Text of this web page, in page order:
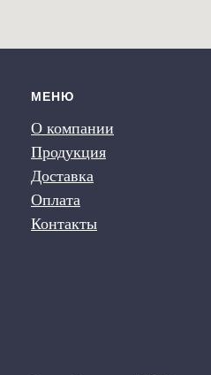
МЕНЮ
О компании
Продукция
Доставка
Оплата
Контакты